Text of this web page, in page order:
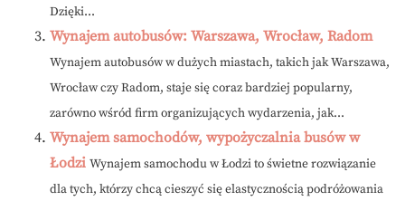
Dzięki...
Wynajem autobusów: Warszawa, Wrocław, Radom
Wynajem autobusów w dużych miastach, takich jak Warszawa,
Wrocław czy Radom, staje się coraz bardziej popularny,
zarówno wśród firm organizujących wydarzenia, jak...
Wynajem samochodów, wypożyczalnia busów w
Łodzi Wynajem samochodu w Łodzi to świetne rozwiązanie
dla tych, którzy chcą cieszyć się elastycznością podróżowania